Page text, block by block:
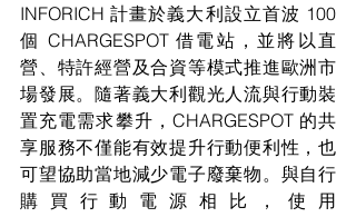
INFORICH 計畫於義大利設立首波 100
個 CHARGESPOT 借電站，並將以直
營、特許經營及合資等模式推進歐洲市
場發展。隨著義大利觀光人流與行動裝
置充電需求攀升，CHARGESPOT 的共
享服務不僅能有效提升行動便利性，也
可望協助當地減少電子廢棄物。與自行
購買行動電源相比，使用